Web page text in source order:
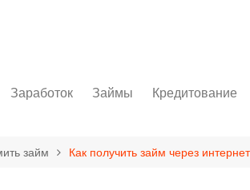
Заработок Займы
Как оформить займ
Кредитование
Автокредит
займ Как получить займ через